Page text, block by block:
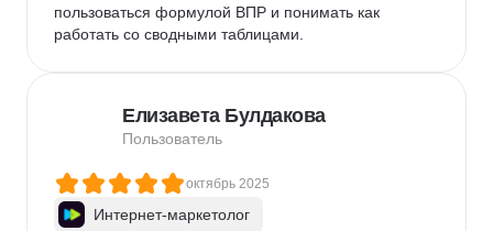
пользоваться формулой ВПР и понимать как
работать со сводными таблицами.
Елизавета Булдакова
Пользователь
октябрь 2025
Интернет-маркетолог